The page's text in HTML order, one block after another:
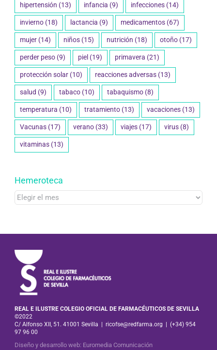
hipertensión (13) infancia (9) infecciones (14)
invierno (18) lactancia (9) medicamentos (67)
mujer (14) niños (15) nutrición (18) otoño (17)
perder peso (9) piel (19) primavera (21)
protección solar (10) reacciones adversas (13)
salud (9) tabaco (10) tabaquismo (8)
temperatura (10) tratamiento (13) vacaciones (13)
Vacunas (17) verano (33) viajes (17) virus (8)
vitaminas (13)
Hemeroteca
Hemeroteca
REAL E ILUSTRE COLEGIO OFICIAL DE FARMACÉUTICOS DE SEVILLA
©2022
C/ Alfonso XII, 51. 41001 Sevilla
ricofse@redfarma.org
(+34) 954
97 96 00
Diseño y desarrollo web: Euromedia Comunicación